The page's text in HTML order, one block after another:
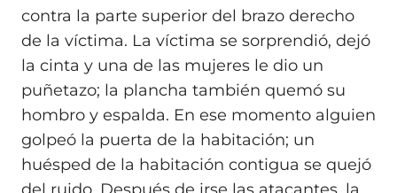
contra la parte superior del brazo derecho
de la víctima. La víctima se sorprendió, dejó
la cinta y una de las mujeres le dio un
puñetazo; la plancha también quemó su
hombro y espalda. En ese momento alguien
golpeó la puerta de la habitación; un
huésped de la habitación contigua se quejó